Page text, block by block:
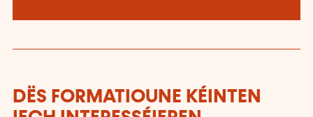
DËS FORMATIOUNE KÉINTEN